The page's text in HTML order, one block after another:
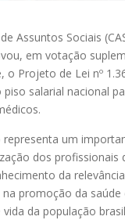
Assuntos Sociais
em votação
o Projeto de Lei nº
piso salarial nacional
representa um
dos profissionais
da
promoção da saúde
vida da população